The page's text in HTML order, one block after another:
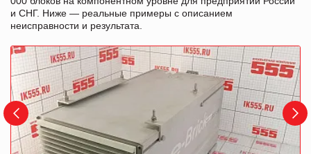
и СНГ. Ниже — реальные примеры с описанием
неисправности и результата.